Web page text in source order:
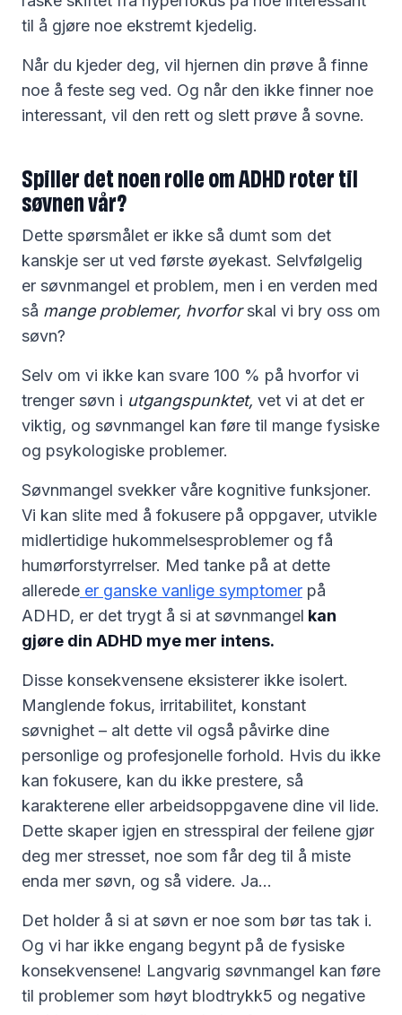
til å gjøre noe ekstremt kjedelig.
Når du kjeder deg, vil hjernen din prøve å finne
noe å feste seg ved. Og når den ikke finner noe
interessant, vil den rett og slett prøve å sovne.
Spiller det noen rolle om ADHD roter til
søvnen vår?
Dette spørsmålet er ikke så dumt som det
kanskje ser ut ved første øyekast. Selvfølgelig
er søvnmangel et problem, men i en verden med
så mange problemer, hvorforskal vi bry oss om
søvn?
Selv om vi ikke kan svare 100 % på hvorfor vi
trenger søvn i utgangspunktet, vet vi at det er
viktig, og søvnmangel kan føre til mange fysiske
og psykologiske problemer.
Søvnmangel svekker våre kognitive funksjoner.
Vi kan slite med å fokusere på oppgaver, utvikle
midlertidige hukommelsesproblemer og få
humørforstyrrelser. Med tanke på at dette
allerede er ganske vanlige symptomer på
ADHD, er det trygt å si at søvnmangel kan
gjøre din ADHD mye mer intens.
Disse konsekvensene eksisterer ikke isolert.
Manglende fokus, irritabilitet, konstant
søvnighet – alt dette vil også påvirke dine
personlige og profesjonelle forhold. Hvis du ikke
kan fokusere, kan du ikke prestere, så
karakterene eller arbeidsoppgavene dine vil lide.
Dette skaper igjen en stresspiral der feilene gjør
deg mer stresset, noe som får deg til å miste
enda mer søvn, og så videre. Ja...
Det holder å si at søvn er noe som bør tas tak i.
Og vi har ikke engang begynt på de fysiske
konsekvensene! Langvarig søvnmangel kan føre
til problemer som høyt blodtrykk5 og negative